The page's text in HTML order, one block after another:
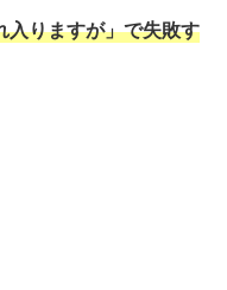
入りますが」で失敗す